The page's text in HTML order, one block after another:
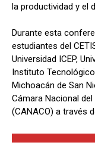
la productividad y el
Durante esta
estudiantes del
Universidad ICEP,
Instituto
Michoacán de San
Cámara Nacional
(CANACO) a través